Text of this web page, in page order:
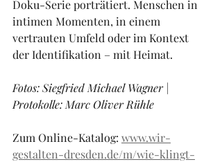
Doku-Serie porträtiert. Menschen in
intimen Momenten, in einem
vertrauten Umfeld oder im Kontext
der Identifikation – mit Heimat.
Fotos: Siegfried Michael Wagner |
Protokolle: Marc Oliver Rühle
Zum Online-Katalog: www.wir-
gestalten-dresden.de/m/wie-klingt-